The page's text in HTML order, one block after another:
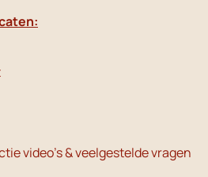
video's & veelgestelde vragen